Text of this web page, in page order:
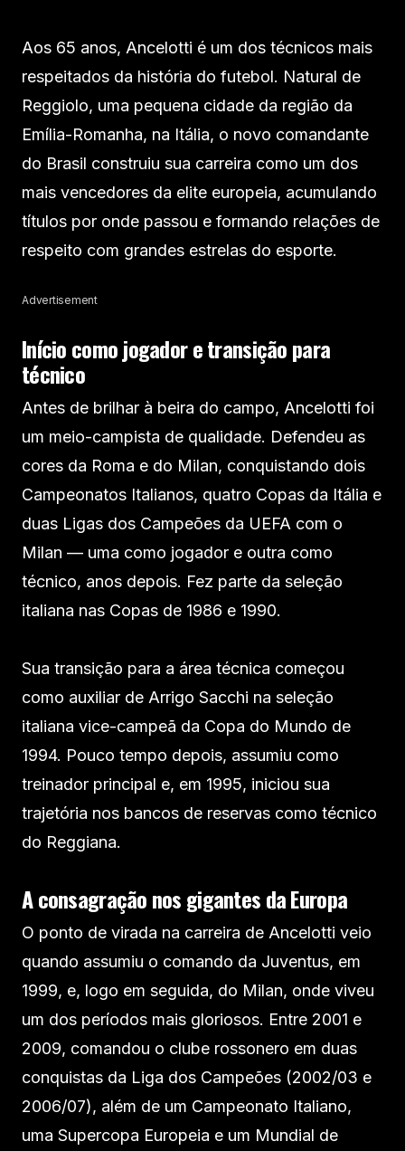
Aos 65 anos, Ancelotti é um dos técnicos mais
respeitados da história do futebol. Natural de
Reggiolo, uma pequena cidade da região da
Emília-Romanha, na Itália, o novo comandante
do Brasil construiu sua carreira como um dos
mais vencedores da elite europeia, acumulando
títulos por onde passou e formando relações de
respeito com grandes estrelas do esporte.
Advertisement
Início como jogador e transição para
técnico
Antes de brilhar à beira do campo, Ancelotti foi
um meio-campista de qualidade. Defendeu as
cores da Roma e do Milan, conquistando dois
Campeonatos Italianos, quatro Copas da Itália e
duas Ligas dos Campeões da UEFA com o
Milan — uma como jogador e outra como
técnico, anos depois. Fez parte da seleção
italiana nas Copas de 1986 e 1990.
Sua transição para a área técnica começou
como auxiliar de Arrigo Sacchi na seleção
italiana vice-campeã da Copa do Mundo de
1994. Pouco tempo depois, assumiu como
treinador principal e, em 1995, iniciou sua
trajetória nos bancos de reservas como técnico
do Reggiana.
A consagração nos gigantes da Europa
O ponto de virada na carreira de Ancelotti veio
quando assumiu o comando da Juventus, em
1999, e, logo em seguida, do Milan, onde viveu
um dos períodos mais gloriosos. Entre 2001 e
2009, comandou o clube rossonero em duas
conquistas da Liga dos Campeões (2002/03 e
2006/07), além de um Campeonato Italiano,
uma Supercopa Europeia e um Mundial de